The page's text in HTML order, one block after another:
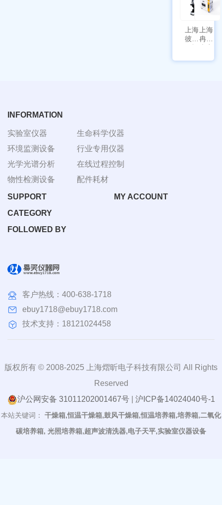
上海
彼爱
姆视
上海
冉绘
大容
INFORMATION
实验室仪器
环境监测设备
光学光谱分析
物性检测设备
生命科学仪器
行业专用仪器
在线过程控制
配件耗材
SUPPORT
MY ACCOUNT
CATEGORY
FOLLOWED BY
客户热线： 400-638-1718
ebuy1718@ebuy1718.com
技术支持：18121024458
版权所有 © 2008-2025 上海熠昕电子科技有限公司 All Rights
Reserved
沪公网安备 31011202001467号| 沪ICP备14024040号-1
本站关键词：
干燥箱,恒温干燥箱,鼓风干燥箱,恒温培养箱,培养箱,二氧化
碳培养箱, 光照培养箱,超声波清洗器,电子天平,实验室仪器设备